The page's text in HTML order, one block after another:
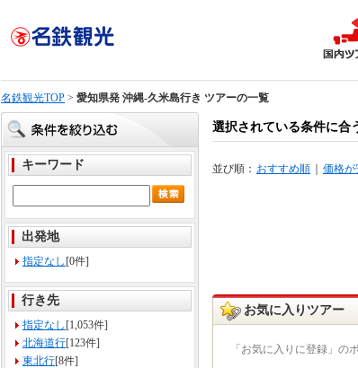
名鉄観光TOP > 愛知県発 沖縄-久米島行き ツアーの一覧
キーワード
出発地
指定なし [0件]
行き先
指定なし [1,053件]
北海道行[123件]
東北行[8件]
選択されている条件に合
並び順： おすすめ順 価格が
お気に入りツアー
「お気に入りに登録」の